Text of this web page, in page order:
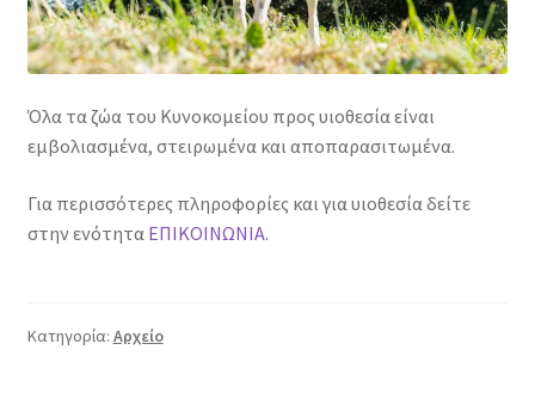
Όλα τα ζώα του Κυνοκομείου προς υιοθεσία είναι
εμβολιασμένα, στειρωμένα και αποπαρασιτωμένα.
Για περισσότερες πληροφορίες και για υιοθεσία δείτε
στην ενότητα ΕΠΙΚΟΙΝΩΝΙΑ.
Κατηγορία: Αρχείο